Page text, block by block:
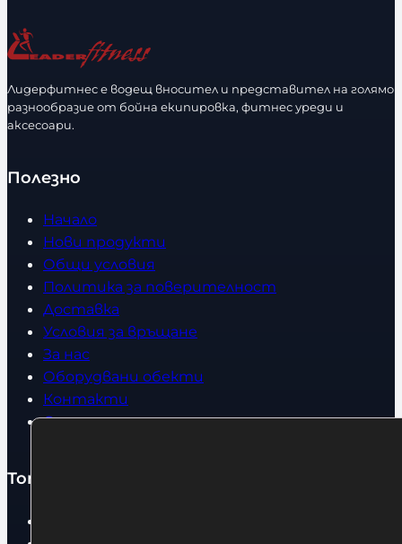
з
м
е
р
е
с
т
в
о
Лидерфитнес е водещ вносител и представител на голямо
разнообразие от бойна екипировка, фитнес уреди и
аксесоари.
Полезно
Начало
Нови продукти
Общи условия
Политика за поверителност
Доставка
Условия за връщане
За нас
Оборудвани обекти
Контакти
Статии
Топ категории